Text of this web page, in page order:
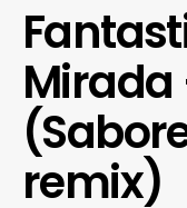
Mirada
remix)